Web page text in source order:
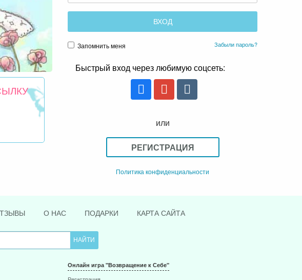
Запомнить меня Забыли пароль?
Быстрый вход через любимую соцсеть:
или
РЕГИСТРАЦИЯ
Политика конфиденциальности
О НАС ПОДАРКИ КАРТА САЙТА
Онлайн игра "Возвращение к Себе"